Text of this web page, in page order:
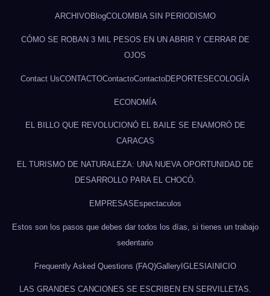
ARCHIVOBlogCOLOMBIA SIN PERIODISMO
CÓMO SE ROBAN 3 MIL PESOS EN UN ABRIR Y CERRAR DE
OJOS
Contact UsCONTACTOContactoContactoDEPORTES ECOLOGÍA
ECONOMÍA
EL BILLO QUE REVOLUCIONÓ EL BAILE SE ENAMORÓ DE
CARACAS
EL TURISMO DE NATURALEZA: UNA NUEVA OPORTUNIDAD DE
DESARROLLO PARA EL CHOCÓ.
EMPRESAS Espectaculos
Estos son los pasos que debes dar todos los días, si tienes un trabajo
sedentario
Frequently Asked Questions (FAQ)GalleryIGLESIAINICIO
LAS GRANDES CANCIONES SE ESCRIBEN EN SERVILLETAS.